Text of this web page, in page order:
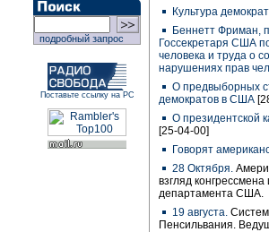
подробный запрос
Поставьте ссылку на РС
Культура
Беннетт Фриман,
Госсекретаря США
человека и труда о
нарушениях прав
О предвыборных
демократов в США
О президентской
[25-04-00]
Говорят
28 Октября.
взгляд
департамента США.
19 августа.
Пенсильвания.